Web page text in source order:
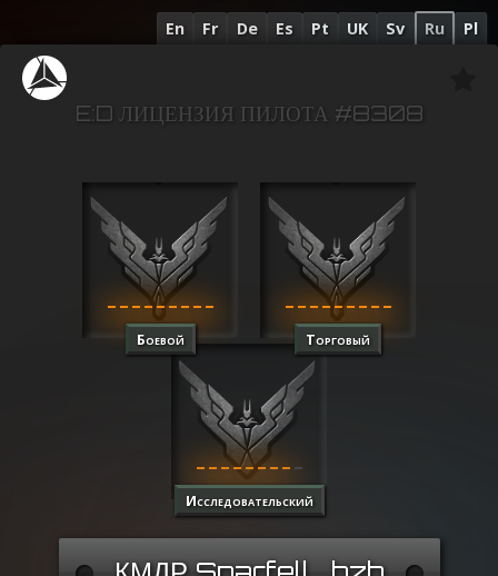
En Fr De Es Pt UK Sv Ru Pl
E:D ЛИЦЕНЗИЯ ПИЛОТА #8308
Боевой Торговый
Исследовательский